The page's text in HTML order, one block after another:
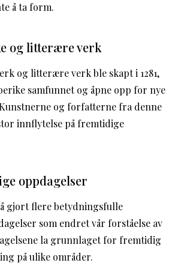
å ta form.
og litterære verk
og litterære verk ble skapt i 1281,
samfunnet og åpne opp for nye
og forfatterne fra denne
innflytelse på fremtidige
oppdagelser
gjort flere betydningsfulle
som endret vår forståelse av
la grunnlaget for fremtidig
på ulike områder.